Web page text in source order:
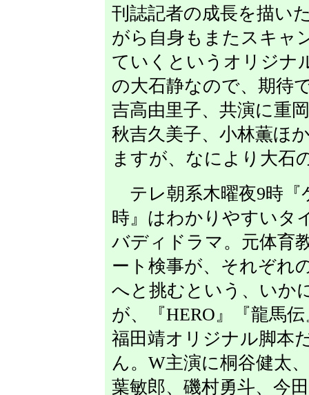
刊誌記者の成長を描い
がら自身もまたスキャ
ていくというオリジナ
の大石静なので、期待
吉高由里子、共演に重
秋吉久美子、小林薫ほ
ますが、なにより大石
テレ朝系木曜夜9時『
時』はわかりやすいタ
バディドラマ。元体育
ート検事が、それぞれ
へと挑むという、いか
が、『HERO』『龍馬
福田靖オリジナル脚本
ん。W主演に桐谷健太
葉敏郎、磯村勇斗、今